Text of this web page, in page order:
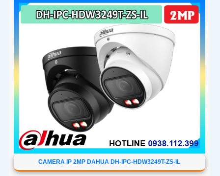
CAMERA IP 2MP DAHUA DH-IPC-HDW3249T-ZS-IL